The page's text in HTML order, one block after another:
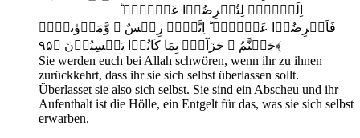
اِلَیۡہِمۡ لِتُعۡرِضُوۡا عَنۡہُمۡ ؕ
فَاَعۡرِضُوۡا عَنۡہُمۡ ؕ اِنَّہُمۡ رِجۡسٌ ۫ وَّمَاۡوٰٮہُمۡ
جَہَنَّمُ ۚ جَزَآءًۢ بِمَا کَانُوۡا یَکۡسِبُوۡنَ ﴿۹۵﴾
Sie werden euch bei Allah schwören, wenn ihr zu ihnen
zurückkehrt, dass ihr sie sich selbst überlassen sollt.
Überlasset sie also sich selbst. Sie sind ein Abscheu und ihr
Aufenthalt ist die Hölle, ein Entgelt für das, was sie sich selbst
erwarben.